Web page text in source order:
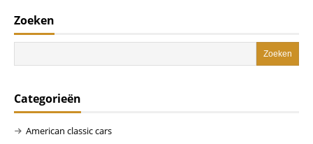
Zoeken
Categorieën
American classic cars